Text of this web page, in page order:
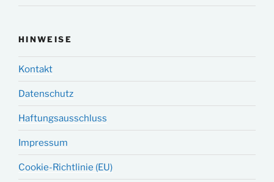
HINWEISE
Kontakt
Datenschutz
Haftungsausschluss
Impressum
Cookie-Richtlinie (EU)